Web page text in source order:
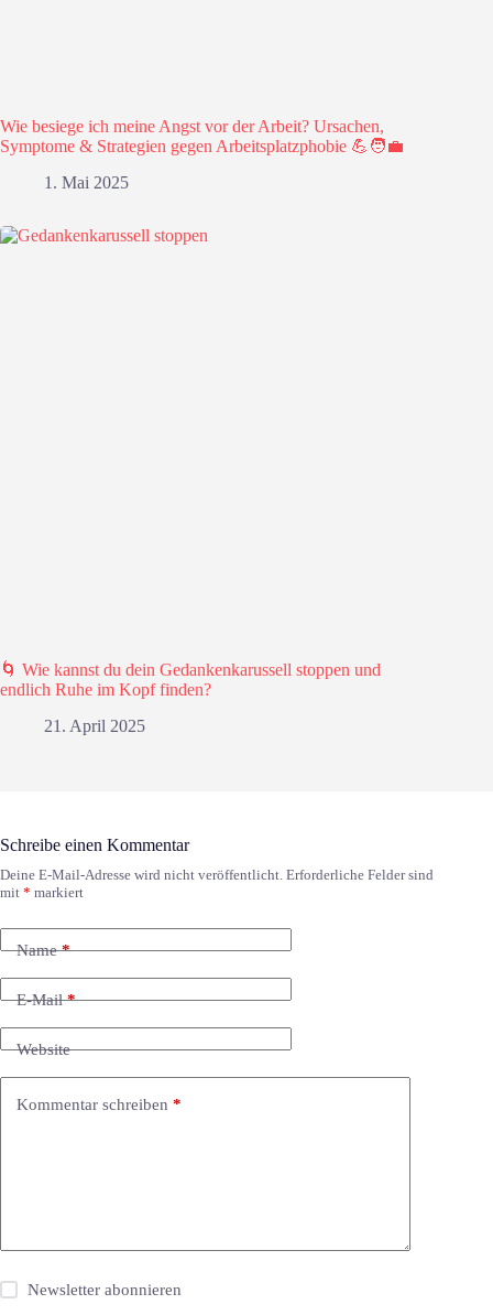
Wie besiege ich meine Angst vor der Arbeit? Ursachen,
Symptome & Strategien gegen Arbeitsplatzphobie 💪🧑‍💼
1. Mai 2025
🌀 Wie kannst du dein Gedankenkarussell stoppen und
endlich Ruhe im Kopf finden?
21. April 2025
Schreibe einen Kommentar
Deine E-Mail-Adresse wird nicht veröffentlicht. Erforderliche Felder sind
mit * markiert
Name*
E-Mail*
Website
Kommentar schreiben *
Newsletter abonnieren